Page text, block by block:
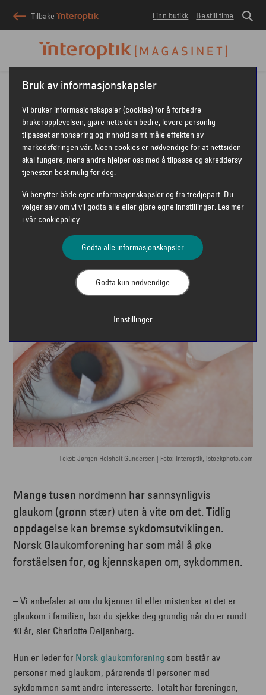
Tilbake Finn butikk Bestill time
Interoptik Interoptik-magasinet
Øyehelse
ØYEHELSE
NORSK
GLAUKOMFORENING: EN
ØYESYKDOM SOM MÅ
OPPDAGES TIDLIG
Tekst: Jørgen Heisholt Gundersen | Foto: Interoptik, istockphoto.com
Mange tusen nordmenn har sannsynligvis
glaukom (grønn stær) uten å vite om det. Tidlig
oppdagelse kan bremse sykdomsutviklingen.
Norsk Glaukomforening har som mål å øke
forståelsen for, og kjennskapen om, sykdommen.
– Vi anbefaler at om du kjenner til eller mistenker at det er
glaukom i familien, bør du sjekke deg grundig når du er rundt
40 år, sier Charlotte Deijenberg.
Hun er leder for Norsk glaukomforening som består av
personer med glaukom, pårørende til personer med
sykdommen samt andre interesserte. Totalt har foreningen,
Bruk av informasjonskapsler
Vi bruker informasjonskapsler (cookies) for å forbedre
brukeropplevelsen, gjøre nettsiden bedre, levere personlig
tilpasset annonsering og innhold samt måle effekten av
markedsføringen vår. Noen cookies er nødvendige for at nettsiden
skal fungere, mens andre hjelper oss med å tilpasse og skreddersy
tjenesten best mulig for deg.
Vi benytter både egne informasjonskapsler og fra tredjepart. Du
velger selv om vi vil godta alle eller gjøre egne innstillinger. Les mer
i vår cookiepolicy
Godta alle informasjonskapsler
Godta kun nødvendige
Innstillinger